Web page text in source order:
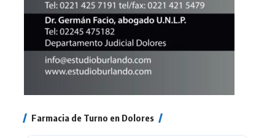
Farmacia de Turno en Dolores